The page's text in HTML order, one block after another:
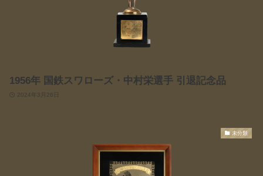
1956年 国鉄スワローズ・中村栄選手 引退記念品
2024年3月26日
未分類